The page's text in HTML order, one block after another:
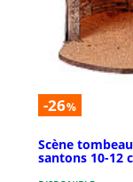
-26%
Scène
santons 10-12